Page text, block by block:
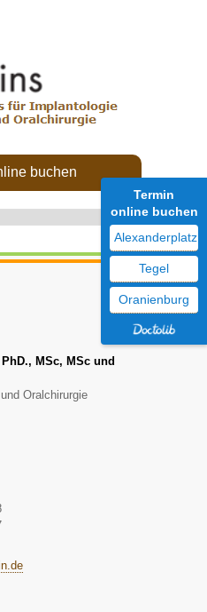
buchen
MSc, MSc und
Oralchirurgie
Termin
online buchen
Alexanderplatz
Tegel
Oranienburg